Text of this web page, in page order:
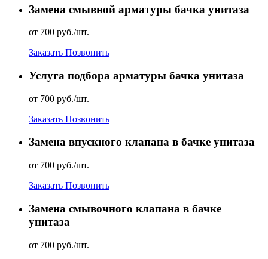
Замена смывной арматуры бачка унитаза
от 700 руб./шт.
Заказать Позвонить
Услуга подбора арматуры бачка унитаза
от 700 руб./шт.
Заказать Позвонить
Замена впускного клапана в бачке унитаза
от 700 руб./шт.
Заказать Позвонить
Замена смывочного клапана в бачке
унитаза
от 700 руб./шт.